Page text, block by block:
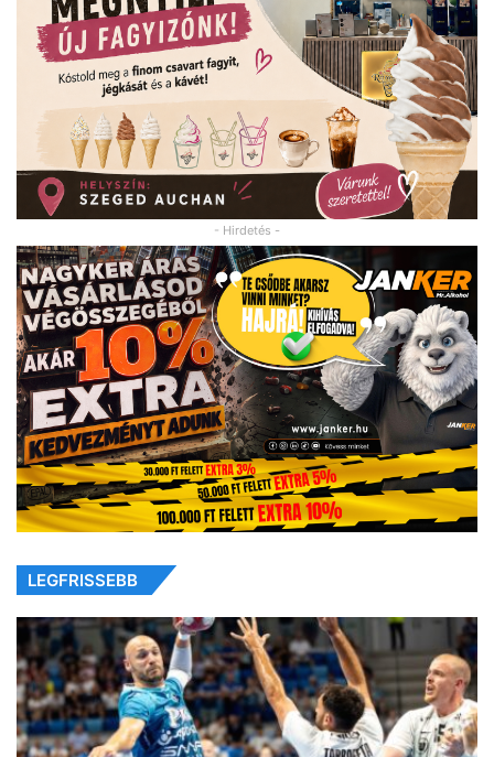
- Hirdetés -
LEGFRISSEBB